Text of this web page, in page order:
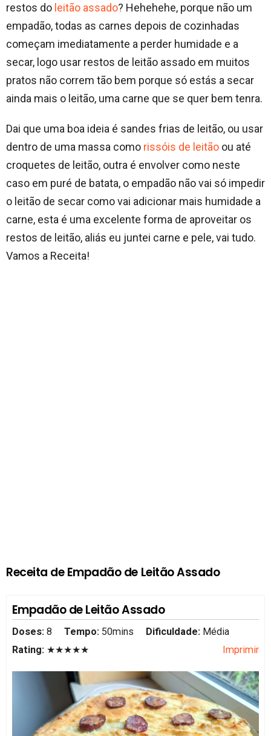
restos do leitão assado? Hehehehe, porque não um
empadão, todas as carnes depois de cozinhadas
começam imediatamente a perder humidade e a
secar, logo usar restos de leitão assado em muitos
pratos não correm tão bem porque só estás a secar
ainda mais o leitão, uma carne que se quer bem tenra.
Dai que uma boa ideia é sandes frias de leitão, ou usar
dentro de uma massa como rissóis de leitão ou até
croquetes de leitão, outra é envolver como neste
caso em puré de batata, o empadão não vai só impedir
o leitão de secar como vai adicionar mais humidade a
carne, esta é uma excelente forma de aproveitar os
restos de leitão, aliás eu juntei carne e pele, vai tudo.
Vamos a Receita!
Receita de Empadão de Leitão Assado
Empadão de Leitão Assado
Doses: 8 Tempo: 50mins Dificuldade: Média
Rating: ★★★★★ Imprimir